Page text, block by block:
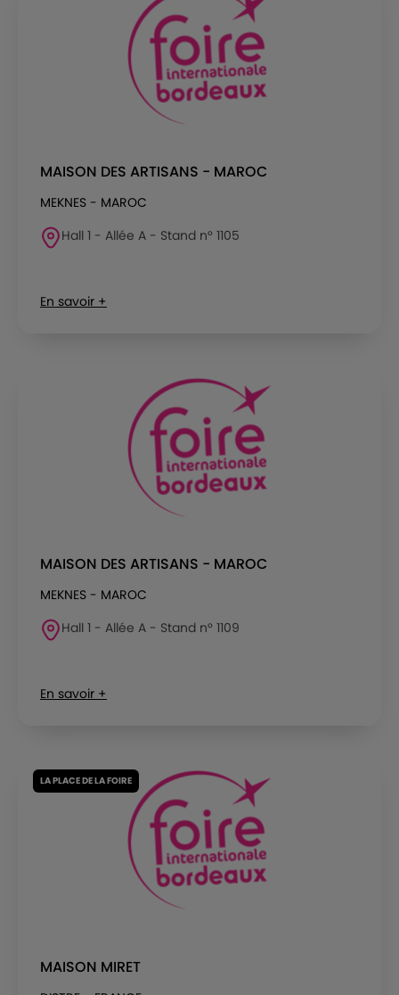
MAISON DES ARTISANS - MAROC
MEKNES - MAROC
Hall 1 - Allée A - Stand n° 1105
En savoir +
MAISON DES ARTISANS - MAROC
MEKNES - MAROC
Hall 1 - Allée A - Stand n° 1109
En savoir +
LA PLACE DE LA FOIRE
MAISON MIRET